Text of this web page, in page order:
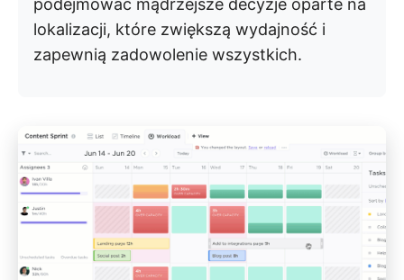
podejmować mądrzejsze decyzje oparte na
lokalizacji, które zwiększą wydajność i
zapewnią zadowolenie wszystkich.